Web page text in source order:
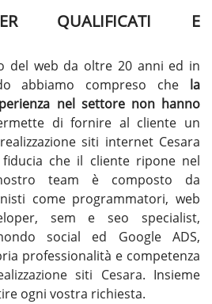
QUALIFICATI E
del web da oltre 20 anni ed in
abbiamo compreso che la
nel settore non hanno
di fornire al cliente un
siti internet Cesara
che il cliente ripone nel
team è composto da
come programmatori, web
sem e seo specialist,
social ed Google ADS,
professionalità e competenza
siti Cesara. Insieme
ogni vostra richiesta.